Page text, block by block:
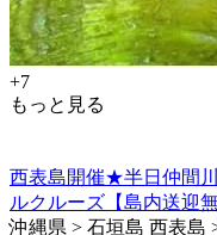
+7
もっと見る
西表島開催★半日仲間
ルクルーズ【島内送迎
沖縄県 > 石垣島 西表島